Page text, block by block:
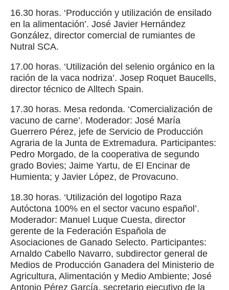
16.30 horas. ‘Producción y utilización de ensilado
en la alimentación’. José Javier Hernández
González, director comercial de rumiantes de
Nutral SCA.
17.00 horas. ‘Utilización del selenio orgánico en la
ración de la vaca nodriza’. Josep Roquet Baucells,
director técnico de Alltech Spain.
17.30 horas. Mesa redonda. ‘Comercialización de
vacuno de carne’. Moderador: José María
Guerrero Pérez, jefe de Servicio de Producción
Agraria de la Junta de Extremadura. Participantes:
Pedro Morgado, de la cooperativa de segundo
grado Bovies; Jaime Yartu, de El Encinar de
Humienta; y Javier López, de Provacuno.
18.30 horas. ‘Utilización del logotipo Raza
Autóctona 100% en el sector vacuno español’.
Moderador: Manuel Luque Cuesta, director
gerente de la Federación Española de
Asociaciones de Ganado Selecto. Participantes:
Arnaldo Cabello Navarro, subdirector general de
Medios de Producción Ganadera del Ministerio de
Agricultura, Alimentación y Medio Ambiente; José
Antonio Pérez García, secretario ejecutivo de la